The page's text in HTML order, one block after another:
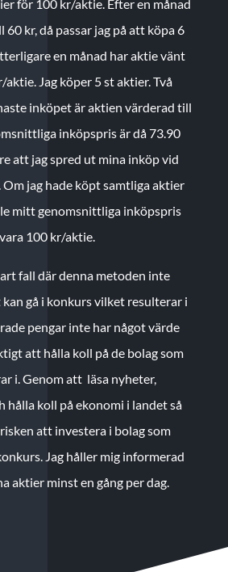
för 100 kr/aktie. Efter en månad
kr, då passar jag på att köpa 6
en månad har aktie vänt
Jag köper 5 st aktier.Två
inköpet är aktien värderad till
inköpspris är då 73.90
att jag spred ut mina inköp vid
jag hade köpt samtliga aktier
mitt genomsnittliga inköpspris
vara 100 kr/aktie.
fall där denna metoden inte
gå i konkurs vilket resulterar i
pengar inte har något värde
att hålla koll på de bolag som
i. Genom att läsa nyheter,
hålla koll på ekonomi i landet så
att investera i bolag som
Jag håller mig informerad
aktier minst en gång per dag.